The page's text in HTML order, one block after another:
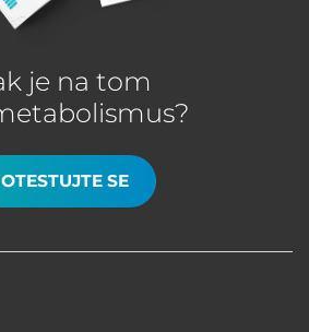
je na tom
OTESTUJTE SE